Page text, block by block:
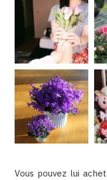
Vous pouvez lui